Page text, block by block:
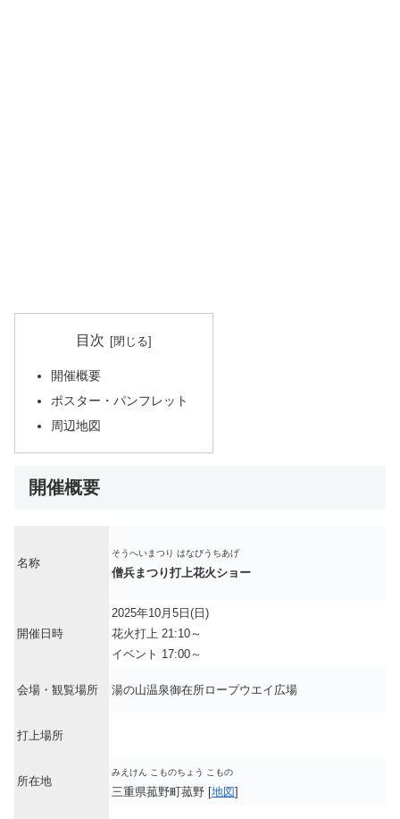
目次
開催概要
ポスター・パンフレット
周辺地図
開催概要
名称
そうへいまつり はなびうちあげ
僧兵まつり打上花火ショー
開催日時
2025年10月5日(日)
花火打上 21:10～
イベント 17:00～
会場・観覧場所 湯の山温泉御在所ロープウエイ広場
打上場所
所在地
みえけん こものちょう こもの
三重県菰野町菰野 [地図]